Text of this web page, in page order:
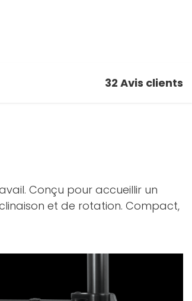
32 Avis clients
Conçu pour accueillir un
et de rotation. Compact,